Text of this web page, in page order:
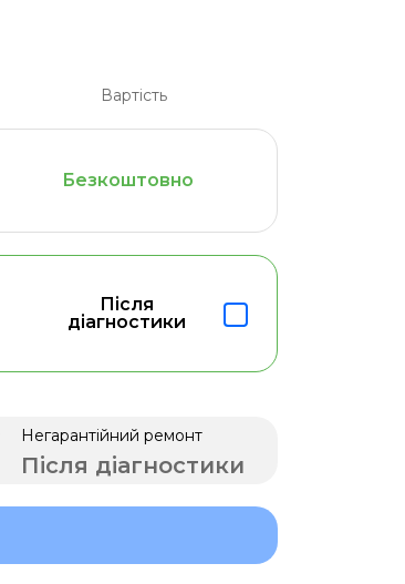
Вартість
Безкоштовно
Після
діагностики
Негарантійний ремонт
Після діагностики